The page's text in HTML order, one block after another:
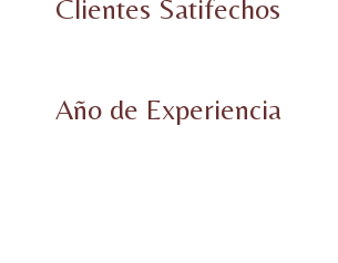
Clientes Satifechos
Año de Experiencia